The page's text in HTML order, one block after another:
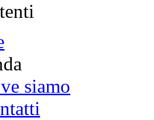
siamo